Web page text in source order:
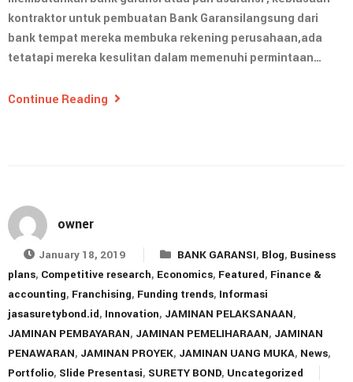
kontraktor untuk pembuatan Bank Garansilangsung dari
bank tempat mereka membuka rekening perusahaan,ada
tetatapi mereka kesulitan dalam memenuhi permintaan…
Continue Reading
owner
January 18, 2019 BANK GARANSI, Blog, Business
plans, Competitive research, Economics, Featured, Finance &
accounting, Franchising, Funding trends, Informasi
jasasuretybond.id, Innovation, JAMINAN PELAKSANAAN,
JAMINAN PEMBAYARAN, JAMINAN PEMELIHARAAN, JAMINAN
PENAWARAN, JAMINAN PROYEK, JAMINAN UANG MUKA, News,
Portfolio, Slide Presentasi, SURETY BOND, Uncategorized